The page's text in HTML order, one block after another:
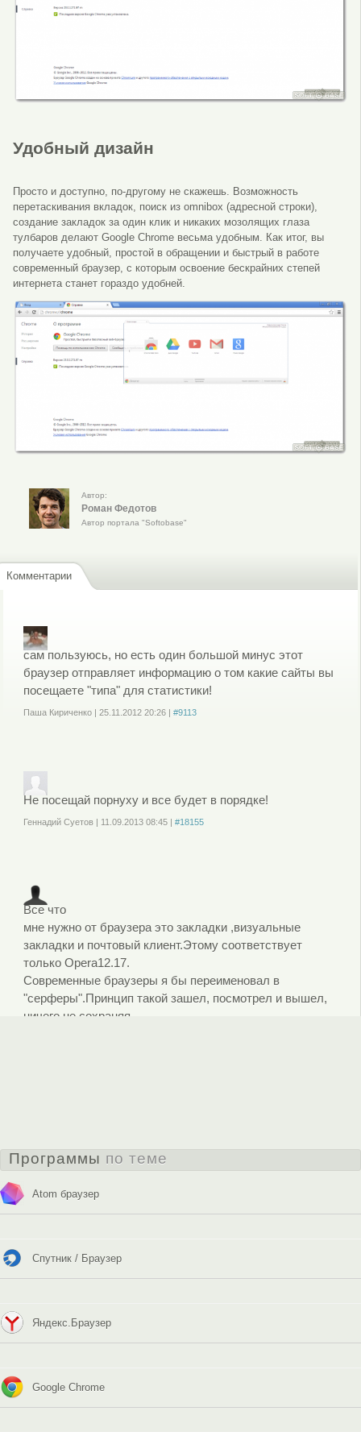
Удобный дизайн
Просто и доступно, по-другому не скажешь. Возможность
перетаскивания вкладок, поиск из omnibox (адресной строки),
создание закладок за один клик и никаких мозолящих глаза
тулбаров делают Google Chrome весьма удобным. Как итог, вы
получаете удобный, простой в обращении и быстрый в работе
современный браузер, с которым освоение бескрайних степей
интернета станет гораздо удобней.
Автор:
Роман Федотов
Автор портала "Softobase"
Комментарии
сам пользуюсь, но есть один большой минус этот
браузер отправляет информацию о том какие сайты вы
посещаете "типа" для статистики!
Паша Кириченко |25.11.2012 20:26 |#9113
Не посещай порнуху и все будет в порядке!
Геннадий Суетов | 11.09.2013 08:45 |#18155
Все что
мне нужно от браузера это закладки ,визуальные
закладки и почтовый клиент.Этому соответствует
только Opera12.17.
Современные браузеры я бы переименовал в
"серферы".Принцип такой зашел, посмотрел и вышел,
ничего не сохраняя.
Программы по теме
Atom браузер
Спутник / Браузер
Яндекс.Браузер
Google Chrome